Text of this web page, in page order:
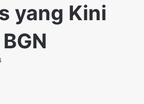
yang Kini